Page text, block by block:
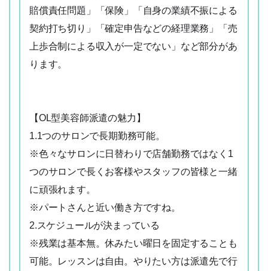
賠償責任問題」「保険」「自身の業績不振による
契約打ち切り」「確定申告などの経理業務」「売
上歩合制による収入が一定でない」など部分があ
ります。
【OL型美容師派遣の魅力】
1.1つのサロンで長期勤務可能。
※色々なサロンに日替わりで店舗勤務ではなく1
つのサロンで長くお客様やスタッフの皆様と一緒
に頑張れます。
※パートさんと近い働き方ですね。
2.スケジュールが決まっている
※残業は基本無。休みたい曜日を固定することも
可能。レッスンは自由。やりたい方は派遣先で行